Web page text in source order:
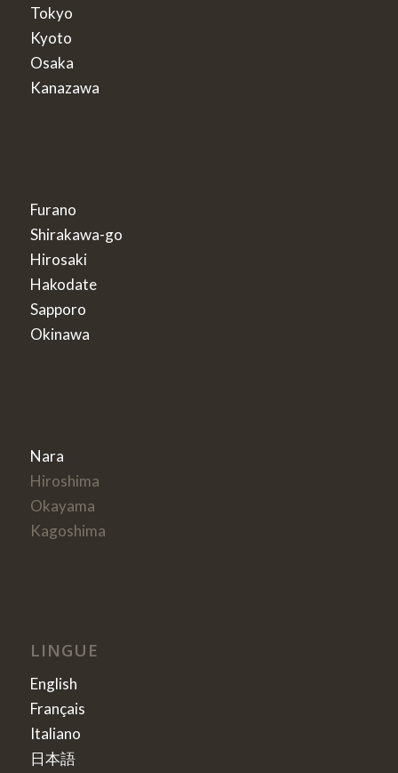
Tokyo
Kyoto
Osaka
Kanazawa
Furano
Shirakawa-go
Hirosaki
Hakodate
Sapporo
Okinawa
Nara
Hiroshima
Okayama
Kagoshima
LINGUE
English
Français
Italiano
日本語